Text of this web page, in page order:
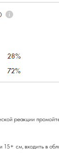
реакции
см, входить в